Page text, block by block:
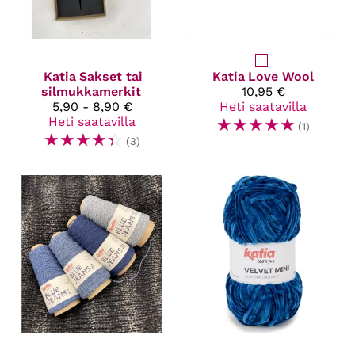
Katia Sakset tai
silmukkamerkit
5,90 - 8,90 €
Heti saatavilla
☆☆☆☆☆ (3)
Katia Love Wool
10,95 €
Heti saatavilla
☆☆☆☆☆ (1)